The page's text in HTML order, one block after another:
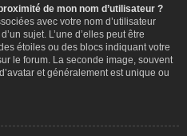
de mon nom d’utilisateur ?
avec votre nom d’utilisateur
sujet. L’une d’elles peut être
étoiles ou des blocs indiquant votre
le forum. La seconde image, souvent
et généralement est unique ou